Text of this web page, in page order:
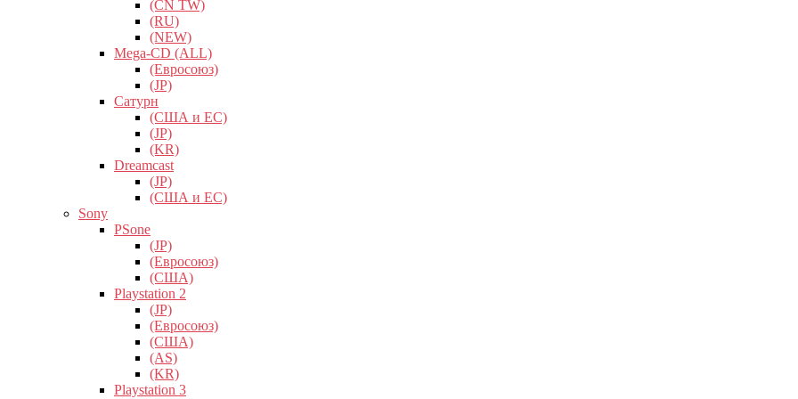
(CN TW)
(RU)
(NEW)
Mega-CD (ALL)
(Евросоюз)
(JP)
Сатурн
(США и ЕС)
(JP)
(KR)
Dreamcast
(JP)
(США и ЕС)
Sony
PSone
(JP)
(Евросоюз)
(США)
Playstation 2
(JP)
(Евросоюз)
(США)
(AS)
(KR)
Playstation 3